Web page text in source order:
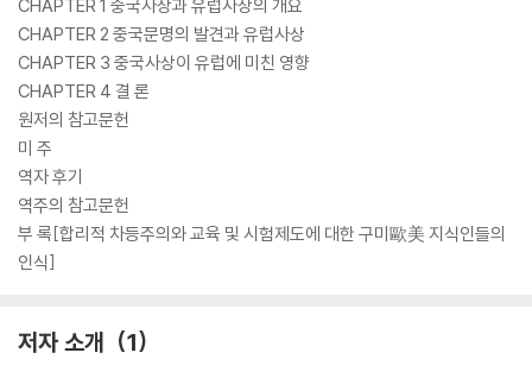
CHAPTER 1 중국사상과 유럽사상의 개요
CHAPTER 2 중국문명의 발견과 유럽사상
CHAPTER 3 중국사상이 유럽에 미친 영향
CHAPTER 4 결 론
원저의 참고문헌
미 주
역자 후기
역주의 참고문헌
부 록[합리적 차등주의와 교육 및 시험제도에 대한 구미歐美 지식인들의
인식]
저자 소개 1